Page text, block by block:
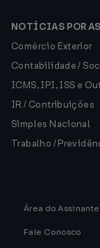
NOTÍCIAS POR
Comércio Exterior
Contabilidade /
ICMS, IPI, ISS e
IR / Contribuições
Simples Nacional
Trabalho /
Área do Assinante
Fale Conosco